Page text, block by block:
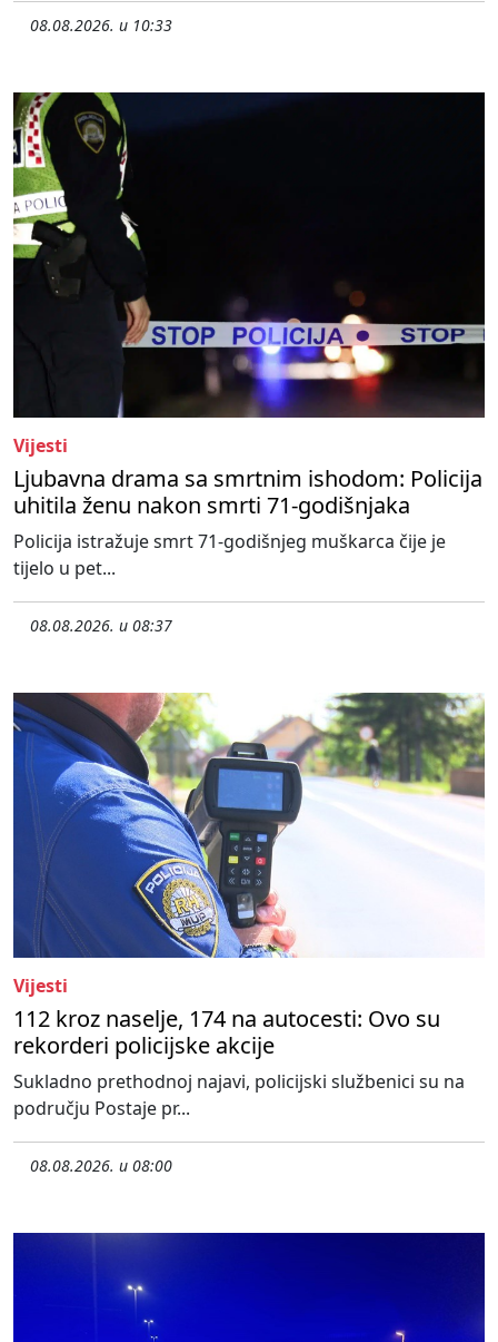
08.08.2026. u 10:33
Vijesti
Ljubavna drama sa smrtnim ishodom: Policija
uhitila ženu nakon smrti 71-godišnjaka
Policija istražuje smrt 71-godišnjeg muškarca čije je
tijelo u pet...
08.08.2026. u 08:37
Vijesti
112 kroz naselje, 174 na autocesti: Ovo su
rekorderi policijske akcije
Sukladno prethodnoj najavi, policijski službenici su na
području Postaje pr...
08.08.2026. u 08:00